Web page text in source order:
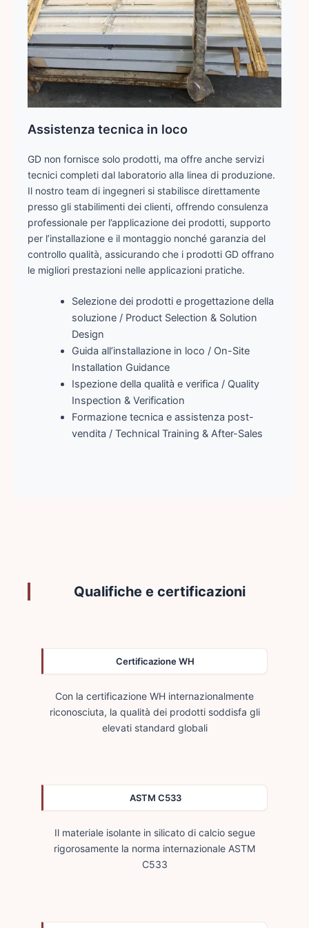
Assistenza tecnica in loco
GD non fornisce solo prodotti, ma offre anche servizi
tecnici completi dal laboratorio alla linea di produzione.
Il nostro team di ingegneri si stabilisce direttamente
presso gli stabilimenti dei clienti, offrendo consulenza
professionale per l’applicazione dei prodotti, supporto
per l’installazione e il montaggio nonché garanzia del
controllo qualità, assicurando che i prodotti GD offrano
le migliori prestazioni nelle applicazioni pratiche.
Selezione dei prodotti e progettazione della
soluzione / Product Selection & Solution
Design
Guida all’installazione in loco / On-Site
Installation Guidance
Ispezione della qualità e verifica / Quality
Inspection & Verification
Formazione tecnica e assistenza post-
vendita / Technical Training & After-Sales
Qualifiche e certificazioni
Certificazione WH
Con la certificazione WH internazionalmente
riconosciuta, la qualità dei prodotti soddisfa gli
elevati standard globali
ASTM C533
Il materiale isolante in silicato di calcio segue
rigorosamente la norma internazionale ASTM
C533